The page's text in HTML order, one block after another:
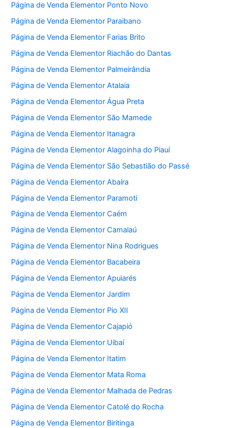
Página de Venda Elementor Ponto Novo
Página de Venda Elementor Paraibano
Página de Venda Elementor Farias Brito
Página de Venda Elementor Riachão do Dantas
Página de Venda Elementor Palmeirândia
Página de Venda Elementor Atalaia
Página de Venda Elementor Água Preta
Página de Venda Elementor São Mamede
Página de Venda Elementor Itanagra
Página de Venda Elementor Alagoinha do Piauí
Página de Venda Elementor São Sebastião do Passé
Página de Venda Elementor Abaíra
Página de Venda Elementor Paramoti
Página de Venda Elementor Caém
Página de Venda Elementor Camalaú
Página de Venda Elementor Nina Rodrigues
Página de Venda Elementor Bacabeira
Página de Venda Elementor Apuiarés
Página de Venda Elementor Jardim
Página de Venda Elementor Pio XII
Página de Venda Elementor Cajapió
Página de Venda Elementor Uibaí
Página de Venda Elementor Itatim
Página de Venda Elementor Mata Roma
Página de Venda Elementor Malhada de Pedras
Página de Venda Elementor Catolé do Rocha
Página de Venda Elementor Biritinga